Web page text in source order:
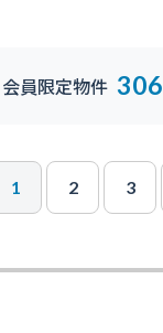
会員限定物件 306
1 2 3